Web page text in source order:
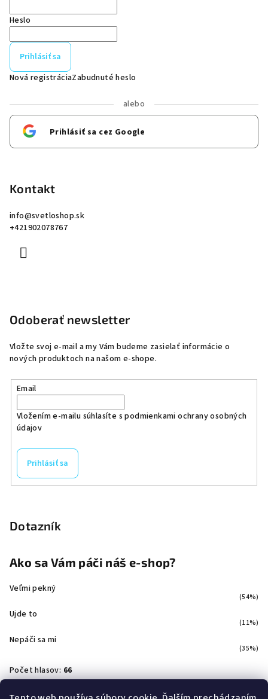
Heslo
Prihlásiť sa
Nová registráciaZabudnuté heslo
alebo
Prihlásiť sa cez Google
Kontakt
info@svetloshop.sk
+421902078767
Odoberať newsletter
Vložte svoj e-mail a my Vám budeme zasielať informácie o
nových produktoch na našom e-shope.
Email
Vložením e-mailu súhlasíte spodmienkami ochrany osobných
údajov
Prihlásiť sa
Dotazník
Ako sa Vám páči náš e-shop?
Veľmi pekný
(54%)
Ujde to
(11%)
Nepáči sa mi
(35%)
Počet hlasov: 66